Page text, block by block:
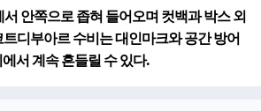
안쪽으로 좁혀 들어오며 컷백과 박스 외
디부아르 수비는 대인마크와 공간 방어
서 계속 흔들릴 수 있다.